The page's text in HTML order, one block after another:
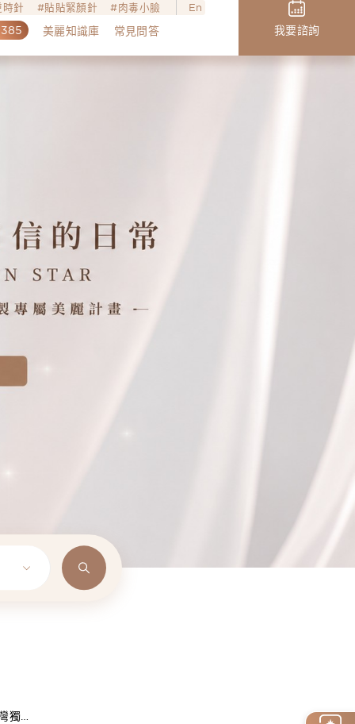
針 貼貼緊顏針 肉毒小臉 En
美麗知識庫 常見問答 我要諮詢
獨家